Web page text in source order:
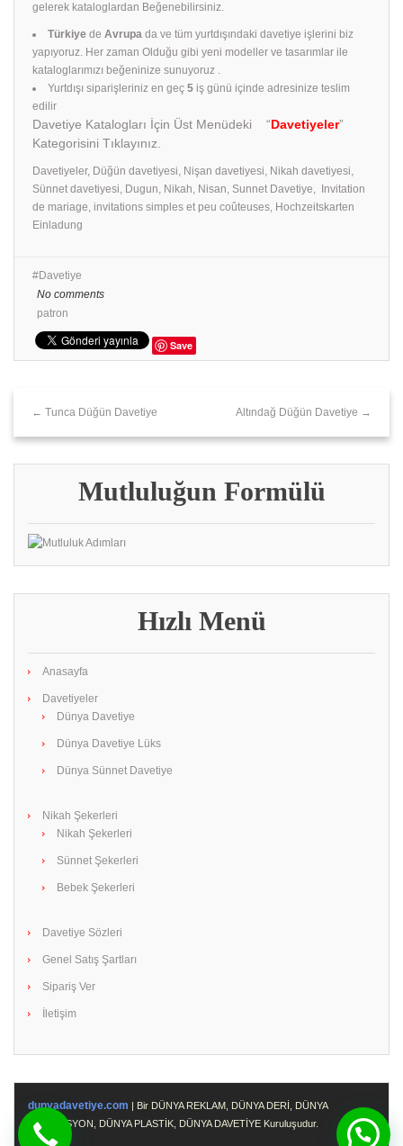
gelerek kataloglardan Beğenebilirsiniz.
Türkiye de Avrupa da ve tüm yurtdışındaki davetiye işlerini biz
yapıyoruz. Her zaman Olduğu gibi yeni modeller ve tasarımlar ile
kataloglarımızı beğeninize sunuyoruz .
Yurtdışı siparişleriniz en geç 5 iş günü içinde adresinize teslim
edilir
Davetiye Katalogları İçin Üst Menüdeki “Davetiyeler”
Kategorisini Tıklayınız.
Davetiyeler, Düğün davetiyesi, Nişan davetiyesi, Nikah davetiyesi,
Sünnet davetiyesi, Dugun, Nikah, Nisan, Sunnet Davetiye, Invitation
de mariage, invitations simples et peu coûteuses, Hochzeitskarten
Einladung
Davetiye
No comments
patron
Save
← Tunca Düğün Davetiye Altındağ Düğün Davetiye →
Mutluluğun Formülü
Hızlı Menü
Anasayfa
Davetiyeler
Dünya Davetiye
Dünya Davetiye Lüks
Dünya Sünnet Davetiye
Nikah Şekerleri
Nikah Şekerleri
Sünnet Şekerleri
Bebek Şekerleri
Davetiye Sözleri
Genel Satış Şartları
Sipariş Ver
İletişim
dunyadavetiye.com | Bir DÜNYA REKLAM, DÜNYA DERİ, DÜNYA
PROMOSYON, DÜNYA PLASTİK, DÜNYA DAVETİYE Kuruluşudur.